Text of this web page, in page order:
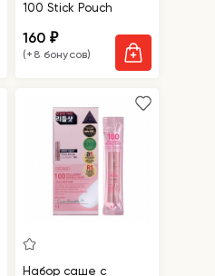
100 Stick Pouch
160₽
(+8 бонусов)
Набор саше с